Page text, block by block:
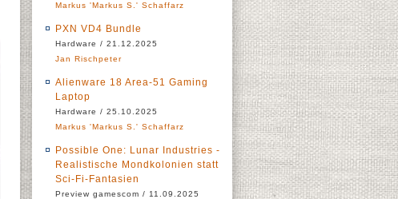
Markus 'Markus S.' Schaffarz
PXN VD4 Bundle
Hardware / 21.12.2025
Jan Rischpeter
Alienware 18 Area-51 Gaming
Laptop
Hardware / 25.10.2025
Markus 'Markus S.' Schaffarz
Possible One: Lunar Industries -
Realistische Mondkolonien statt
Sci-Fi-Fantasien
Preview gamescom / 11.09.2025